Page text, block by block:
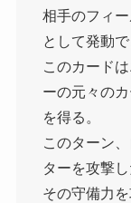
相手のフィ
として発動で
このカード
ーの元々の
を得る。
このターン
ターを攻撃し
その守備力